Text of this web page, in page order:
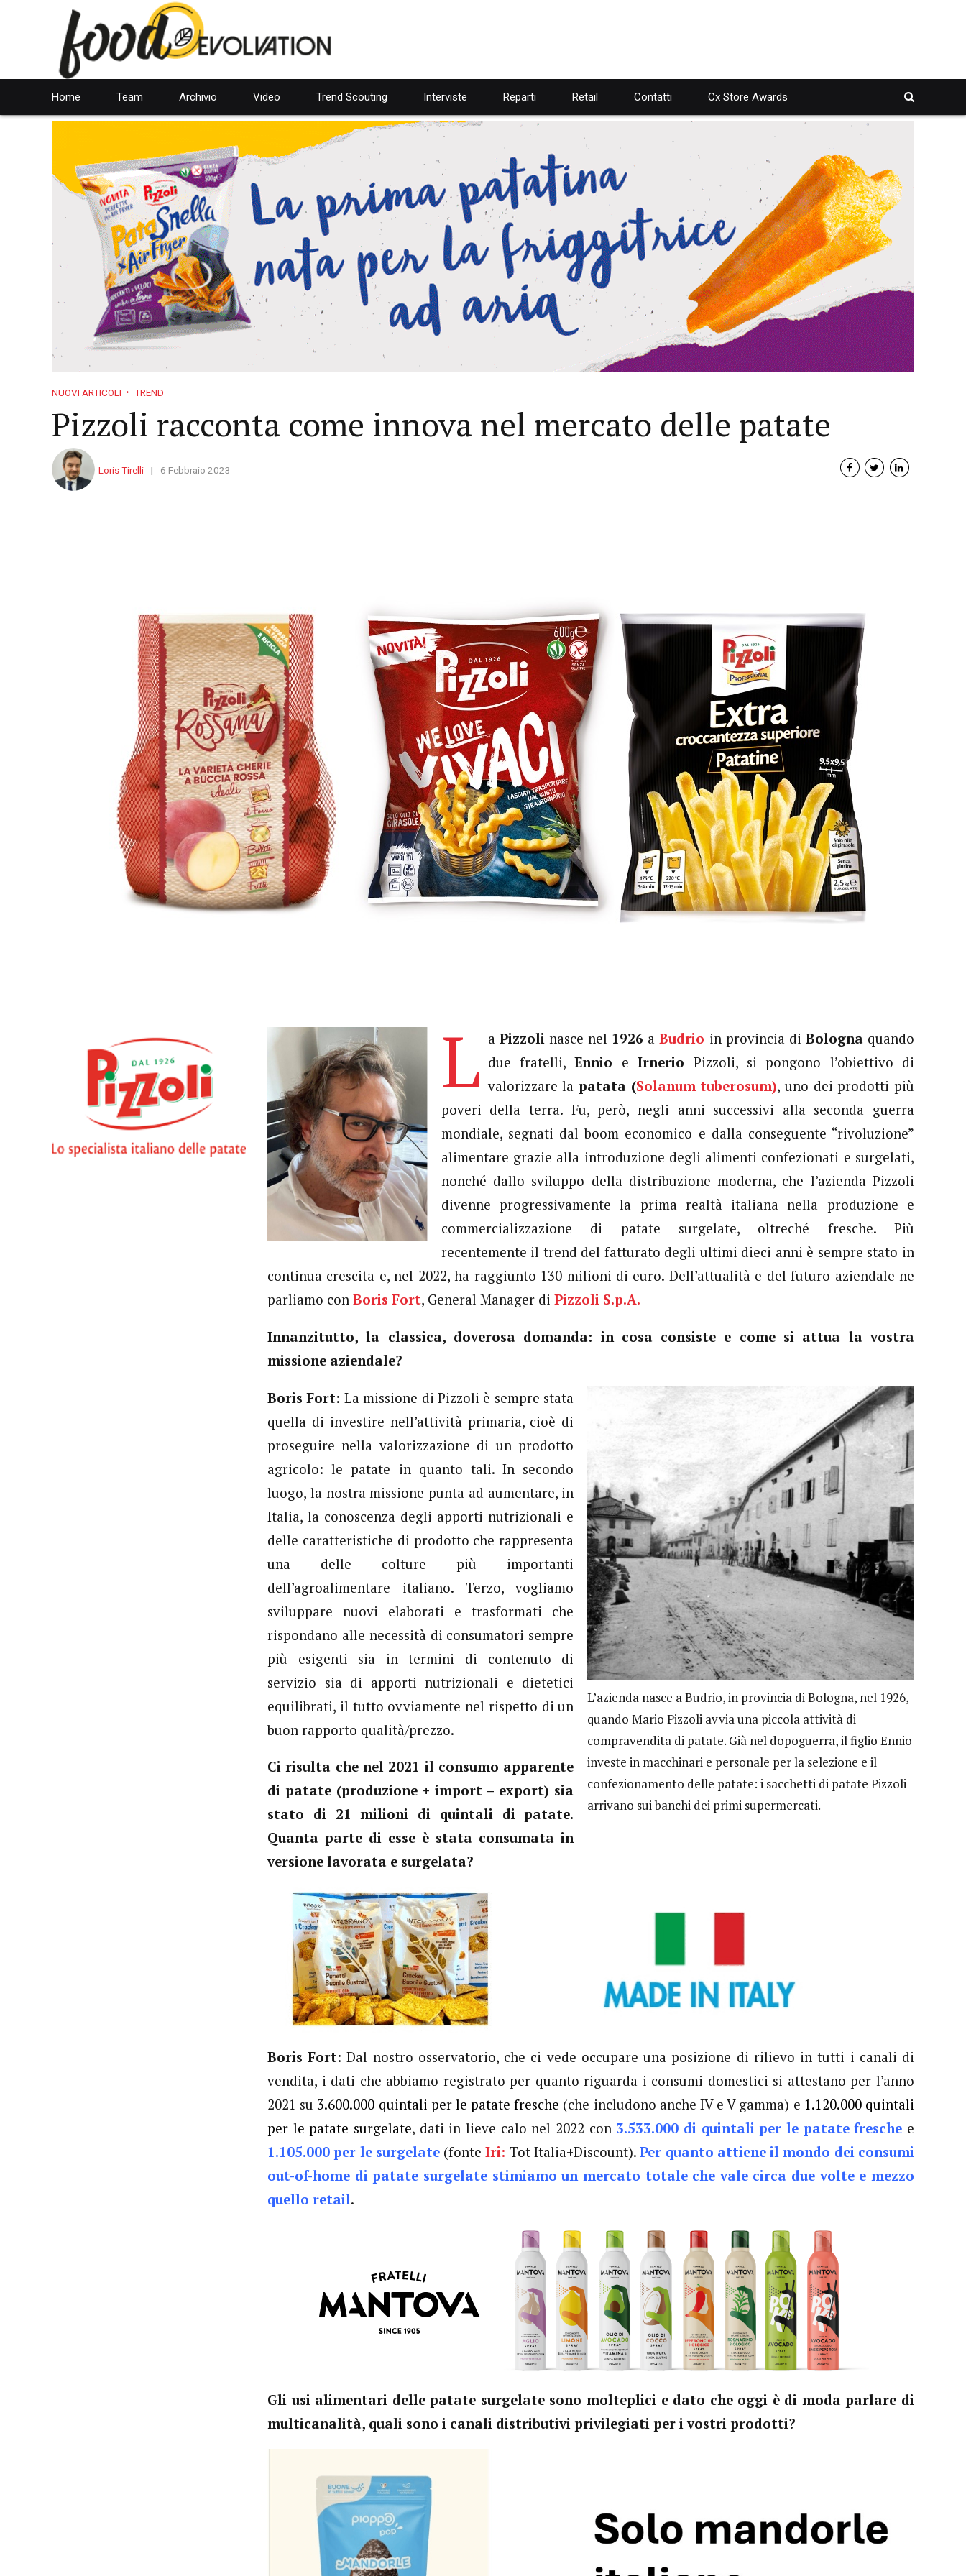
Home Team Archivio Video Trend Scouting Interviste Reparti
WEBINAR
Retail Contatti Cx Store Awards
NUOVI ARTICOLI TREND
Pizzoli racconta come innova nel mercato delle patate
Loris Tirelli 6 Febbraio 2023
L a Pizzolinasce nel 1926 aBudrio in provincia di Bologna quando
due fratelli,Ennio eIrnerio Pizzoli, si pongono l’obiettivo di
valorizzare lapatata (Solanum tuberosum), uno dei prodotti più
poveri della terra. Fu, però, negli anni successivi alla seconda guerra
mondiale, segnati dal boom economico e dalla conseguente “rivoluzione”
alimentare grazie alla introduzione degli alimenti confezionati e surgelati,
nonché dallo sviluppo della distribuzione moderna, che l’azienda Pizzoli
divenne progressivamente la prima realtà italiana nella produzione e
commercializzazione di patate surgelate, oltreché fresche. Più
recentemente il trend del fatturato degli ultimi dieci anni è sempre stato in
continua crescita e, nel 2022, ha raggiunto 130 milioni di euro. Dell’attualità e del futuro aziendale ne
parliamo con Boris Fort, General Manager di Pizzoli S.p.A.
Innanzitutto, la classica, doverosa domanda: in cosa consiste e come si attua la vostra
missione aziendale?
L’azienda nasce a Budrio, in provincia di Bologna, nel 1926,
quando Mario Pizzoli avvia una piccola attività di
compravendita di patate. Già nel dopoguerra, il figlio Ennio
investe in macchinari e personale per la selezione e il
confezionamento delle patate: i sacchetti di patate Pizzoli
arrivano sui banchi dei primi supermercati.
Boris Fort: La missione di Pizzoli è sempre stata
quella di investire nell’attività primaria, cioè di
proseguire nella valorizzazione di un prodotto
agricolo: le patate in quanto tali. In secondo
luogo, la nostra missione punta ad aumentare, in
Italia, la conoscenza degli apporti nutrizionali e
delle caratteristiche di prodotto che rappresenta
una delle colture più importanti
dell’agroalimentare italiano. Terzo, vogliamo
sviluppare nuovi elaborati e trasformati che
rispondano alle necessità di consumatori sempre
più esigenti sia in termini di contenuto di
servizio sia di apporti nutrizionali e dietetici
equilibrati, il tutto ovviamente nel rispetto di un
buon rapporto qualità/prezzo.
Ci risulta che nel 2021 il consumo apparente
di patate (produzione + import – export) sia
stato di 21 milioni di quintali di patate.
Quanta parte di esse è stata consumata in
versione lavorata e surgelata?
Boris Fort: Dal nostro osservatorio, che ci vede occupare una posizione di rilievo in tutti i canali di
vendita, i dati che abbiamo registrato per quanto riguarda i consumi domestici si attestano per l’anno
2021 su 3.600.000 quintali per le patate fresche (che includono anche IV e V gamma) e 1.120.000 quintali
per le patate surgelate, dati in lieve calo nel 2022 con 3.533.000 di quintali per le patate fresche e
1.105.000 per le surgelate(fonteIri: Tot Italia+Discount).Per quanto attiene il mondo dei consumi
out-of-home di patate surgelate stimiamo un mercato totale che vale circa due volte e mezzo
quello retail.
Gli usi alimentari delle patate surgelate sono molteplici e dato che oggi è di moda parlare di
multicanalità, quali sono i canali distributivi privilegiati per i vostri prodotti?